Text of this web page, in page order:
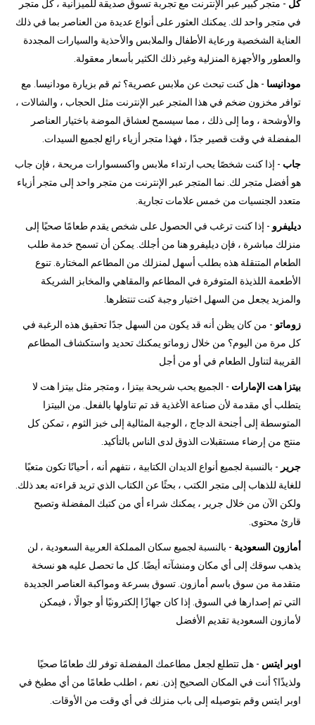
كل - متجر كبير عبر الإنترنت مع تجربة تسوق صديقة للميزانية ، كل متجر
في متجر واحد لك. يمكنك العثور على أنواع عديدة من العناصر بما في ذلك
العناية الشخصية ورعاية الأطفال والملابس والأحذية والسيارات المجددة
والعطور والأجهزة المنزلية وغير ذلك الكثير بأسعار معقولة.
مودانيسا - هل كنت تبحث عن ملابس عصرية؟ ثم قم بزيارة مودانيسا. مع
توافر مخزون ضخم في هذا المتجر عبر الإنترنت مثل الحجاب ، والشالات ،
والأوشحة ، وما إلى ذلك ، مما سيسمح لعشاق الموضة باختيار العناصر
المفضلة في وقت قصير جدًا ، فهذا متجر أزياء رائع لجميع السيدات.
جاب - إذا كنت شخصًا يحب ارتداء ملابس واكسسوارات مريحة ، فإن جاب
هو أفضل متجر لك. نما المتجر عبر الإنترنت من متجر واحد إلى متجر أزياء
متعدد الجنسيات من خمس علامات تجارية.
ديليفرو - إذا كنت ترغب في الحصول على شخص يقدم طعامًا صحيًا إلى
منزلك مباشرة ، فإن ديليفرو هنا من أجلك. يمكن أن تسمح خدمة طلب
الطعام المتنقلة هذه بطلب أسهل لمنزلك من المطاعم المختارة. تنوع
الأطعمة اللذيذة المتوفرة في المطاعم والمقاهي والمخابز الشريكة
والمزيد يجعل من السهل اختيار وجبة كنت تنتظرها.
زوماتو - من كان يظن أنه قد يكون من السهل جدًا تحقيق هذه الرغبة في
كل مرة من اليوم؟ من خلال زوماتو يمكنك تحديد واستكشاف المطاعم
القريبة لتناول الطعام في أو من أجل
بيتزا هت الإمارات - الجميع يحب شريحة بيتزا ، ومتجر مثل بيتزا هت لا
يتطلب أي مقدمة لأن صناعة الأغذية قد تم تناولها بالفعل. من البيتزا
المتوسطة إلى أجنحة الدجاج ، الوجبة المثالية إلى خبز الثوم ، تمكن كل
منتج من إرضاء مستقبلات الذوق لدى الناس بالتأكيد.
جرير - بالنسبة لجميع أنواع الديدان الكتابية ، نتفهم أنه ، أحيانًا تكون متعبًا
للغاية للذهاب إلى متجر الكتب ، بحثًا عن الكتاب الذي تريد قراءته بعد ذلك.
ولكن الآن من خلال جرير ، يمكنك شراء أي من كتبك المفضلة وتصبح
قارئ محتوى.
أمازون السعودية - بالنسبة لجميع سكان المملكة العربية السعودية ، لن
يذهب سوقك إلى أي مكان ومنشآته أيضًا. كل ما تحصل عليه هو نسخة
متقدمة من سوق باسم أمازون. تسوق بسرعة ومواكبة العناصر الجديدة
التي تم إصدارها في السوق. إذا كان جهازًا إلكترونيًا أو جوالًا ، فيمكن
لأمازون السعودية تقديم الأفضل
اوبر ايتس - هل تتطلع لجعل مطاعمك المفضلة توفر لك طعامًا صحيًا
ولذيذًا؟ أنت في المكان الصحيح إذن. نعم ، اطلب طعامًا من أي مطبخ في
اوبر ايتس وقم بتوصيله إلى باب منزلك في أي وقت من الأوقات.